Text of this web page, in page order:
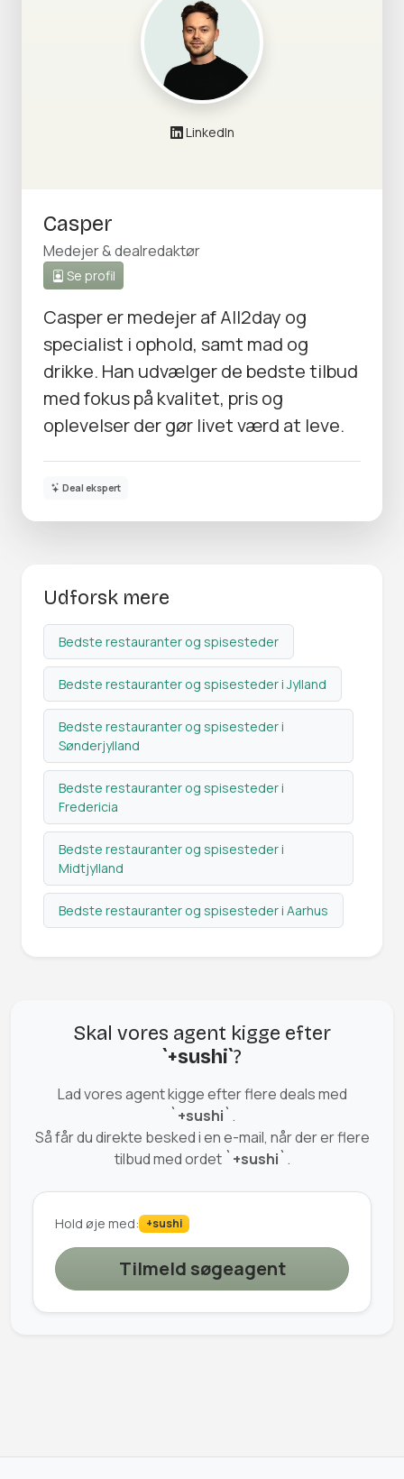
LinkedIn
Casper
Medejer & dealredaktør
Se profil
Casper er medejer af All2day og
specialist i ophold, samt mad og
drikke. Han udvælger de bedste tilbud
med fokus på kvalitet, pris og
oplevelser der gør livet værd at leve.
Deal ekspert
Udforsk mere
Bedste restauranter og spisesteder
Bedste restauranter og spisesteder i Jylland
Bedste restauranter og spisesteder i
Sønderjylland
Bedste restauranter og spisesteder i
Fredericia
Bedste restauranter og spisesteder i
Midtjylland
Bedste restauranter og spisesteder i Aarhus
Skal vores agent kigge efter
`+sushi`?
Lad vores agent kigge efter flere deals med
`+sushi` .
Så får du direkte besked i en e-mail, når der er flere
tilbud med ordet `+sushi` .
Hold øje med: +sushi
Tilmeld søgeagent